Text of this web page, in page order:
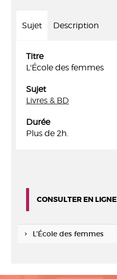
Sujet Description
Titre
L'École des femmes
Sujet
Livres & BD
Durée
Plus de 2h.
CONSULTER EN LIGNE
L'École des femmes